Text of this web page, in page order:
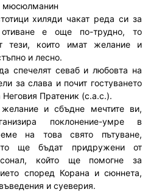
мюсюлманин
хиляди чакат реда си за
е още по-трудно, то
тези, които имат желание и
и лесно.
спечелят севаб и любовта на
за слава и почит гостуването
Пратеник (с.а.с.).
и сбъдне мечтите ви,
поклонение-умре в
на това свято пътуване,
ще бъдат придружени от
който ще помогне за
според Корана и сюннета,
и суеверия.